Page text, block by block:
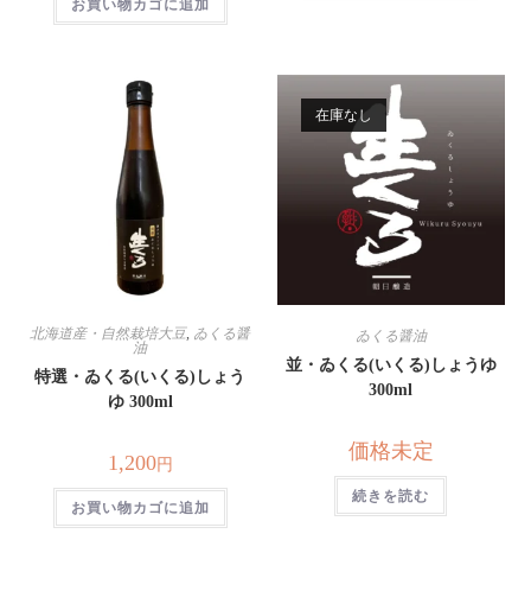
お買い物カゴに追加
北海道産・自然栽培大豆, ゐくる醤
油
特選・ゐくる(いくる)しょう
ゆ 300ml
1,200円
お買い物カゴに追加
在庫なし
ゐくる醤油
並・ゐくる(いくる)しょうゆ
300ml
価格未定
続きを読む